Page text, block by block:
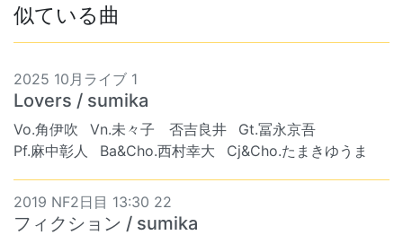
似ている曲
2025 10月ライブ 1
Lovers / sumika
Vo.角伊吹 Vn.未々子 否吉良井
Gt.冨永京吾
Pf.麻中彰人
Ba&Cho.西村幸大 Cj&Cho.たまきゆうま
2019 NF2日目 13:30 22
フィクション / sumika